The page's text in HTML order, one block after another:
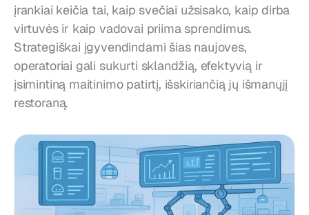
įrankiai keičia tai, kaip svečiai užsisako, kaip dirba
virtuvės ir kaip vadovai priima sprendimus.
Strategiškai įgyvendindami šias naujoves,
operatoriai gali sukurti sklandžią, efektyvią ir
įsimintiną maitinimo patirtį, išskiriančią jų išmanųjį
restoraną.